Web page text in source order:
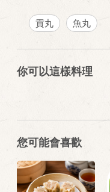
貢丸 魚丸
你可以這樣料理
您可能會喜歡